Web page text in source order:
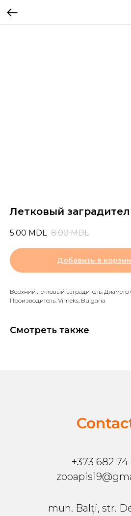
Летковый
5.00 MDL 8.00 MDL
Добавить в
Верхний летковый заградитель. Диаметр
Производитель: Vimeks, Bulgaria
Смотреть также
+373 682 74
mun. Balți, str.